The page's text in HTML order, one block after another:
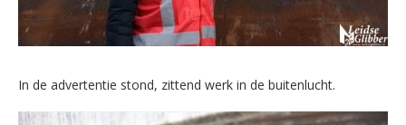
In de advertentie stond, zittend werk in de buitenlucht.